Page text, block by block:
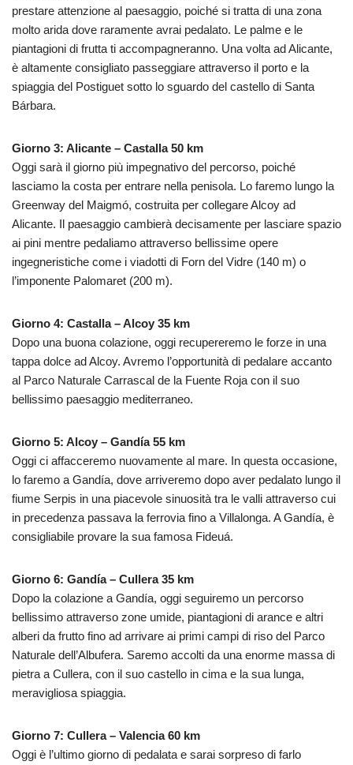
prestare attenzione al paesaggio, poiché si tratta di una zona
molto arida dove raramente avrai pedalato. Le palme e le
piantagioni di frutta ti accompagneranno. Una volta ad Alicante,
è altamente consigliato passeggiare attraverso il porto e la
spiaggia del Postiguet sotto lo sguardo del castello di Santa
Bárbara.
Giorno 3: Alicante – Castalla 50 km
Oggi sarà il giorno più impegnativo del percorso, poiché
lasciamo la costa per entrare nella penisola. Lo faremo lungo la
Greenway del Maigmó, costruita per collegare Alcoy ad
Alicante. Il paesaggio cambierà decisamente per lasciare spazio
ai pini mentre pedaliamo attraverso bellissime opere
ingegneristiche come i viadotti di Forn del Vidre (140 m) o
l’imponente Palomaret (200 m).
Giorno 4: Castalla – Alcoy 35 km
Dopo una buona colazione, oggi recupereremo le forze in una
tappa dolce ad Alcoy. Avremo l’opportunità di pedalare accanto
al Parco Naturale Carrascal de la Fuente Roja con il suo
bellissimo paesaggio mediterraneo.
Giorno 5: Alcoy – Gandía 55 km
Oggi ci affacceremo nuovamente al mare. In questa occasione,
lo faremo a Gandía, dove arriveremo dopo aver pedalato lungo il
fiume Serpis in una piacevole sinuosità tra le valli attraverso cui
in precedenza passava la ferrovia fino a Villalonga. A Gandía, è
consigliabile provare la sua famosa Fideuá.
Giorno 6: Gandía – Cullera 35 km
Dopo la colazione a Gandía, oggi seguiremo un percorso
bellissimo attraverso zone umide, piantagioni di arance e altri
alberi da frutto fino ad arrivare ai primi campi di riso del Parco
Naturale dell’Albufera. Saremo accolti da una enorme massa di
pietra a Cullera, con il suo castello in cima e la sua lunga,
meravigliosa spiaggia.
Giorno 7: Cullera – Valencia 60 km
Oggi è l’ultimo giorno di pedalata e sarai sorpreso di farlo